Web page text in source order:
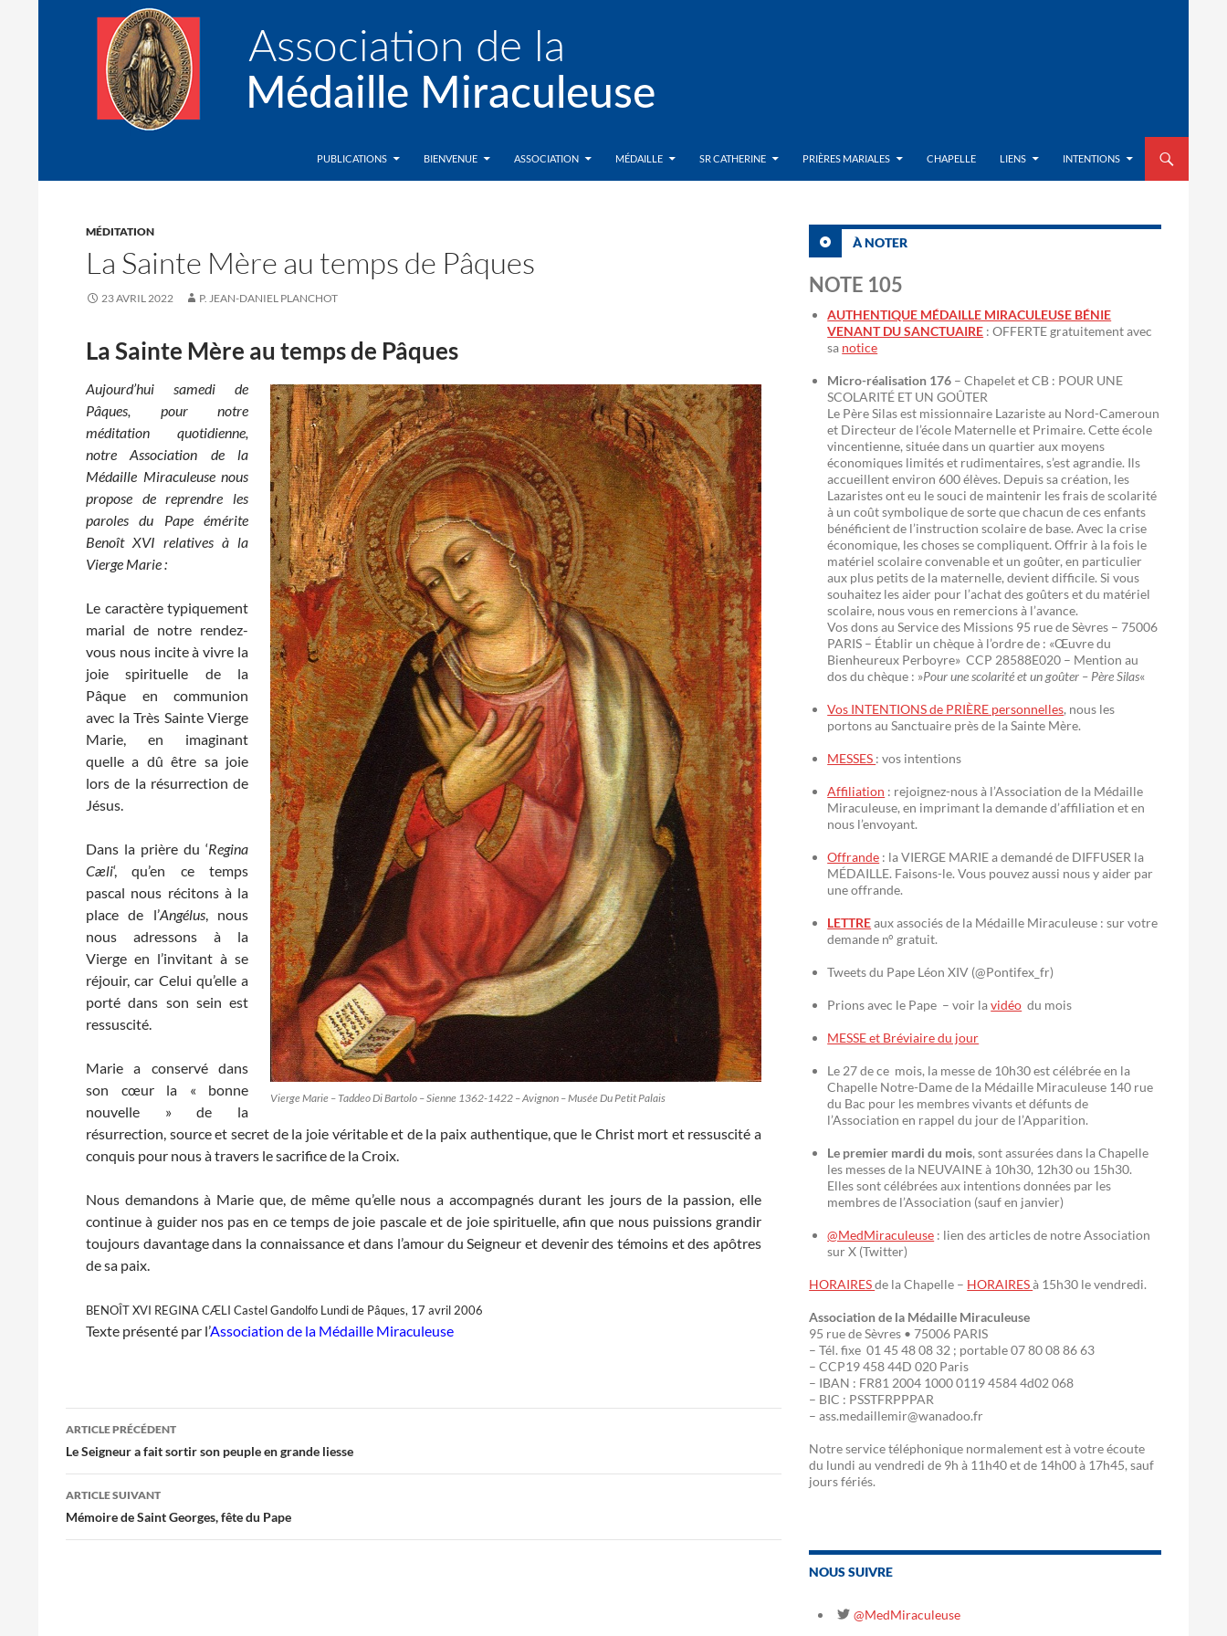
Association de la Médaille MiraculeusePUBLICATIONS
BIENVENUE ASSOCIATION MÉDAILLE SR CATHERINE PRIÈRES MARIALES CHAPELLE LIENS INTENTIONS
MÉDITATION
La Sainte Mère au temps de Pâques
23 AVRIL 2022 P. JEAN-DANIEL PLANCHOT
La Sainte Mère au temps de Pâques
Vierge Marie – Taddeo Di Bartolo – Sienne 1362-1422 – Avignon – Musée Du Petit Palais
Aujourd’hui samedi de
Pâques, pour notre
méditation quotidienne,
notre Association de la
Médaille Miraculeuse nous
propose de reprendre les
paroles du Pape émérite
Benoît XVI relatives à la
Vierge Marie :
Le caractère typiquement
marial de notre rendez-
vous nous incite à vivre la
joie spirituelle de la
Pâque en communion
avec la Très Sainte Vierge
Marie, en imaginant
quelle a dû être sa joie
lors de la résurrection de
Jésus.
Dans la prière du ‘Regina
Cæli‘, qu’en ce temps
pascal nous récitons à la
place de l’Angélus, nous
nous adressons à la
Vierge en l’invitant à se
réjouir, car Celui qu’elle a
porté dans son sein est
ressuscité.
Marie a conservé dans
son cœur la « bonne
nouvelle » de la
résurrection, source et secret de la joie véritable et de la paix authentique, que le Christ mort et ressuscité a
conquis pour nous à travers le sacrifice de la Croix.
Nous demandons à Marie que, de même qu’elle nous a accompagnés durant les jours de la passion, elle
continue à guider nos pas en ce temps de joie pascale et de joie spirituelle, afin que nous puissions grandir
toujours davantage dans la connaissance et dans l’amour du Seigneur et devenir des témoins et des apôtres
de sa paix.
BENOÎT XVI REGINA CÆLI Castel Gandolfo Lundi de Pâques, 17 avril 2006
Texte présenté par l’Association de la Médaille Miraculeuse
Navigation
des
articles
ARTICLE PRÉCÉDENT
Le Seigneur a fait sortir son peuple en grande liesse
ARTICLE SUIVANT
Mémoire de Saint Georges, fête du Pape
À NOTER
NOTE 105
AUTHENTIQUE MÉDAILLE MIRACULEUSE BÉNIE
VENANT DU SANCTUAIRE : OFFERTE gratuitement avec
sa notice
Micro-réalisation 176 – Chapelet et CB : POUR UNE
SCOLARITÉ ET UN GOÛTER
Le Père Silas est missionnaire Lazariste au Nord-Cameroun
et Directeur de l’école Maternelle et Primaire. Cette école
vincentienne, située dans un quartier aux moyens
économiques limités et rudimentaires, s’est agrandie. Ils
accueillent environ 600 élèves. Depuis sa création, les
Lazaristes ont eu le souci de maintenir les frais de scolarité
à un coût symbolique de sorte que chacun de ces enfants
bénéficient de l’instruction scolaire de base. Avec la crise
économique, les choses se compliquent. Offrir à la fois le
matériel scolaire convenable et un goûter, en particulier
aux plus petits de la maternelle, devient difficile. Si vous
souhaitez les aider pour l’achat des goûters et du matériel
scolaire, nous vous en remercions à l’avance.
Vos dons au Service des Missions 95 rue de Sèvres – 75006
PARIS – Établir un chèque à l’ordre de : «Œuvre du
Bienheureux Perboyre» CCP 28588E020 – Mention au
dos du chèque : »Pour une scolarité et un goûter – Père Silas«
Vos INTENTIONS de PRIÈRE personnelles, nous les
portons au Sanctuaire près de la Sainte Mère.
MESSES : vos intentions
Affiliation : rejoignez-nous à l’Association de la Médaille
Miraculeuse, en imprimant la demande d’affiliation et en
nous l’envoyant.
Offrande : la VIERGE MARIE a demandé de DIFFUSER la
MÉDAILLE. Faisons-le. Vous pouvez aussi nous y aider par
une offrande.
LETTREaux associés de la Médaille Miraculeuse : sur votre
demande n° gratuit.
Tweets du Pape Léon XIV (@Pontifex_fr)
Prions avec le Pape – voir lavidéo du mois
MESSE et Bréviaire du jour
Le 27 de ce mois, la messe de 10h30 est célébrée en la
Chapelle Notre-Dame de la Médaille Miraculeuse 140 rue
du Bac pour les membres vivants et défunts de
l’Association en rappel du jour de l’Apparition.
Le premier mardi du mois, sont assurées dans la Chapelle
les messes de la NEUVAINE à 10h30, 12h30 ou 15h30.
Elles sont célébrées aux intentions données par les
membres de l’Association (sauf en janvier)
@MedMiraculeuse : lien des articles de notre Association
sur X (Twitter)
HORAIRESde la Chapelle – HORAIRESà 15h30 le vendredi.
Association de la Médaille Miraculeuse
95 rue de Sèvres • 75006 PARIS
– Tél. fixe 01 45 48 08 32 ; portable 07 80 08 86 63
– CCP19 458 44D 020 Paris
– IBAN : FR81 2004 1000 0119 4584 4d02 068
– BIC : PSSTFRPPPAR
– ass.medaillemir@wanadoo.fr
Notre service téléphonique normalement est à votre écoute
du lundi au vendredi de 9h à 11h40 et de 14h00 à 17h45, sauf
jours fériés.
NOUS SUIVRE
@MedMiraculeuse